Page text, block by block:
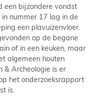
een bijzondere vondst
nummer 17 lag in de
een plavuizenvloer.
op de begane
of in een keuken, maar
algemeen houten
& Archeologie is er
het onderzoeksrapport
is.